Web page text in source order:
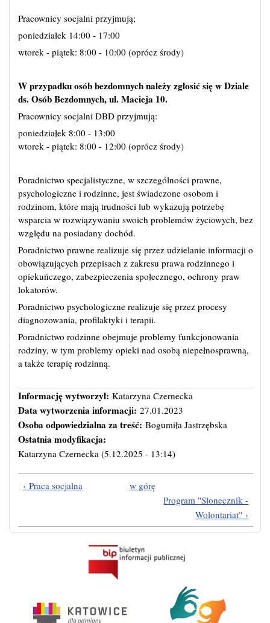
Pracownicy socjalni przyjmują;
poniedziałek 14:00 - 17:00
wtorek - piątek: 8:00 - 10:00 (oprócz środy)
W przypadku osób bezdomnych należy zgłosić się w Dziale
ds. Osób Bezdomnych, ul. Macieja 10.
Pracownicy socjalni DBD przyjmują:
poniedziałek 8:00 - 13:00
wtorek - piątek: 8:00 - 12:00 (oprócz środy)
Poradnictwo specjalistyczne, w szczególności prawne,
psychologiczne i rodzinne, jest świadczone osobom i
rodzinom, które mają trudności lub wykazują potrzebę
wsparcia w rozwiązywaniu swoich problemów życiowych, bez
względu na posiadany dochód.
Poradnictwo prawne realizuje się przez udzielanie informacji o
obowiązujących przepisach z zakresu prawa rodzinnego i
opiekuńczego, zabezpieczenia społecznego, ochrony praw
lokatorów.
Poradnictwo psychologiczne realizuje się przez procesy
diagnozowania, profilaktyki i terapii.
Poradnictwo rodzinne obejmuje problemy funkcjonowania
rodziny, w tym problemy opieki nad osobą niepełnosprawną,
a także terapię rodzinną.
Informację wytworzył: Katarzyna Czernecka
Data wytworzenia informacji: 27.01.2023
Osoba odpowiedzialna za treść: Bogumiła Jastrzębska
Ostatnia modyfikacja:
Katarzyna Czernecka (5.12.2025 - 13:14)
‹ Praca socjalna
w górę
Program "Słonecznik -
Wolontariat" ›